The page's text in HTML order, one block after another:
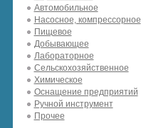
Автомобильное
Насосное, компрессорное
Пищевое
Добывающее
Лабораторное
Сельскохозяйственное
Химическое
Оснащение предприятий
Ручной инструмент
Прочее